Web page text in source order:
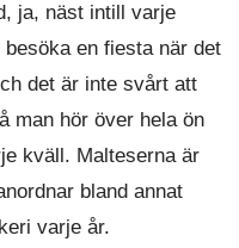
ja, näst intill varje
en fiesta när det
det är inte svårt att
man hör över hela ön
kväll. Malteserna är
bland annat
varje år.